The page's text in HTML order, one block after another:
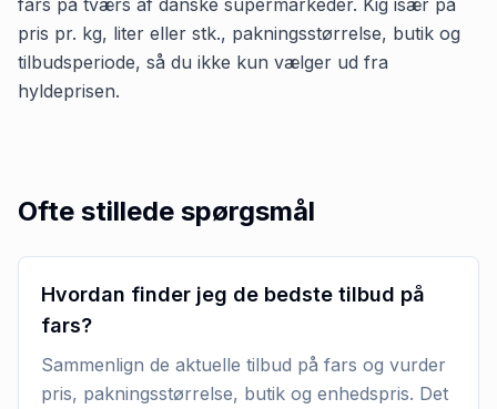
pris pr. kg, liter eller stk., pakningsstørrelse, butik og
tilbudsperiode, så du ikke kun vælger ud fra
hyldeprisen.
Ofte stillede spørgsmål
Hvordan finder jeg de bedste tilbud på
fars?
Sammenlign de aktuelle tilbud på fars og vurder
pris, pakningsstørrelse, butik og enhedspris. Det